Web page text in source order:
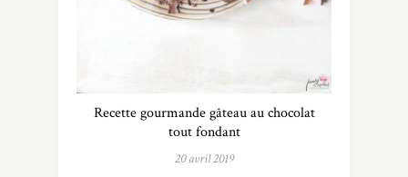
Recette gourmande gâteau au chocolat
tout fondant
20 avril 2019